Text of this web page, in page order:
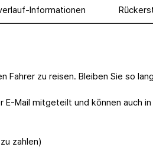
Informationen
Fahrer zu reisen. Bleiben Sie so
Mail mitgeteilt und können auch in
zahlen)